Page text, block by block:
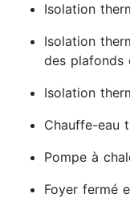
Isolation
Isolation
des plafonds
Isolation
Chauffe-eau
Pompe à
Foyer fermé